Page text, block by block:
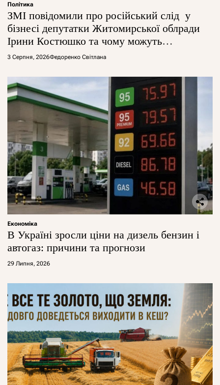
Політика
ЗМІ повідомили про російський слід у
бізнесі депутатки Житомирської облради
Ірини Костюшко та чому можуть
арештувати її активи
3 Серпня, 2026Федоренко Світлана
Економіка
В Україні зросли ціни на дизель бензин і
автогаз: причини та прогнози
29 Липня, 2026